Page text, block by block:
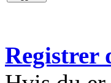
Registrer